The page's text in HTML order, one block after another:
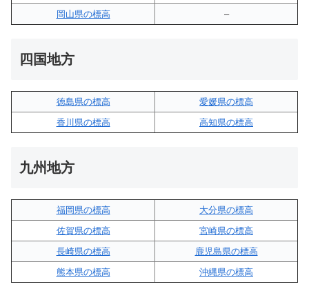
岡山県の標高
–
四国地方
徳島県の標高
愛媛県の標高
香川県の標高
高知県の標高
九州地方
福岡県の標高
大分県の標高
佐賀県の標高
宮崎県の標高
長崎県の標高
鹿児島県の標高
熊本県の標高
沖縄県の標高